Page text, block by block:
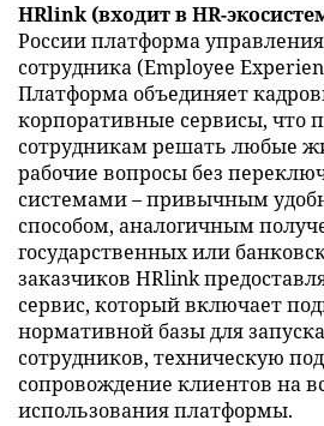
HRlink (входит в HR-
России платформа
сотрудника (Employee
Платформа объединяет
корпоративные сервисы, что
сотрудникам решать любые
рабочие вопросы без
системами – привычным
способом, аналогичным
государственных или
заказчиков HRlink
сервис, который включает
нормативной базы для
сотрудников, техническую
сопровождение клиентов на
использования платформы.